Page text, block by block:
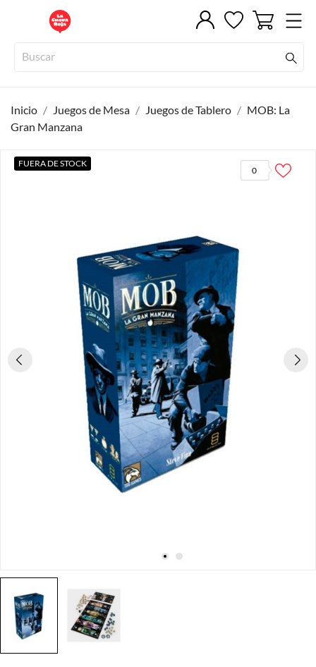
Inicio Juegos de Mesa Juegos de Tablero
MOB: La
Gran Manzana
0
FUERA DE STOCK